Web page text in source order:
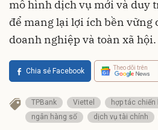
mô hình dịch vụ mới và duy
để mang lại lợi ích bền vững
doanh nghiệp và toàn xã hội.
Chia sẻ Facebook Theo dõi trên
TPBank Viettel hợp tác chiến
ngân hàng số
dịch vụ tài chính